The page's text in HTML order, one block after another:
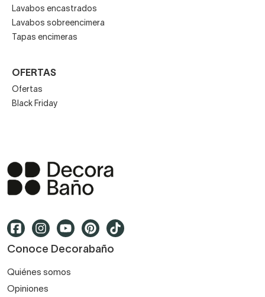
Lavabos encastrados
Lavabos sobreencimera
Tapas encimeras
OFERTAS
Ofertas
Black Friday
Conoce Decorabaño
Quiénes somos
Opiniones